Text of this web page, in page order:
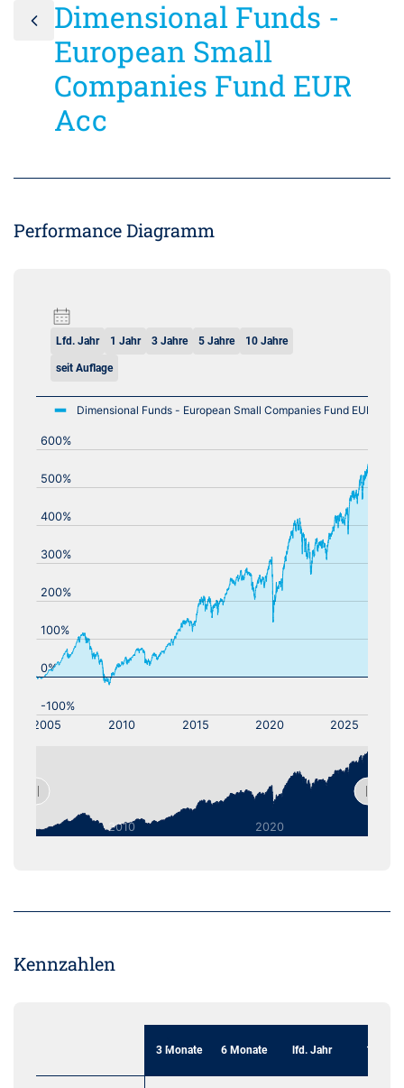
Dimensional Funds -
European Small
Companies Fund EUR
Acc
Performance Diagramm
Lfd. Jahr 1 Jahr 3 Jahre 5 Jahre 10 Jahre
seit Auflage
Kennzahlen
3 Monate 6 Monate lfd. Jahr 1 Jahr